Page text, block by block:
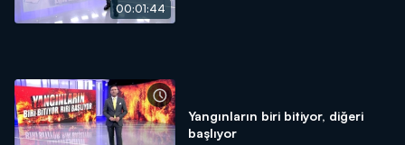
00:01:44
Yangınların biri bitiyor, diğeri
başlıyor